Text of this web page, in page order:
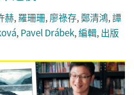
赫,羅珊珊,廖祿存,鄭清鴻,譚
,Pavel Drábek,編輯,出版